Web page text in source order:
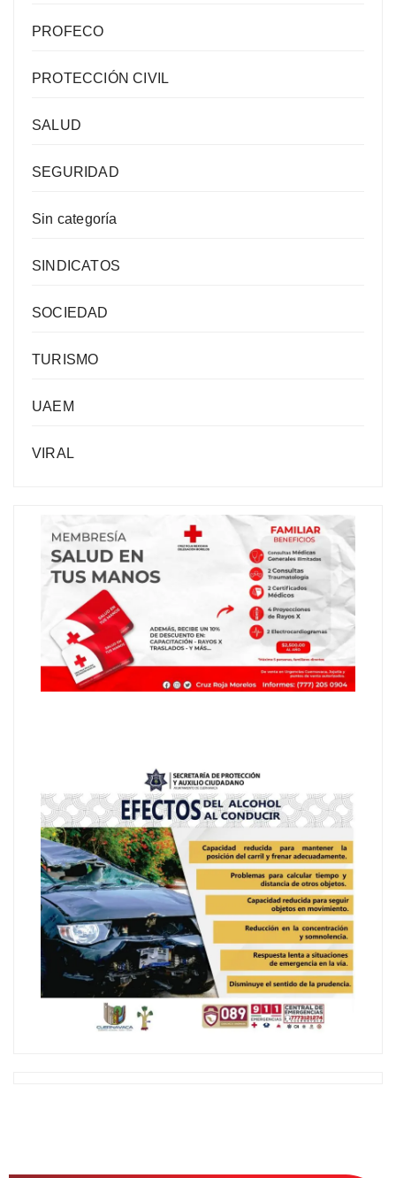
PROFECO
PROTECCIÓN CIVIL
SALUD
SEGURIDAD
Sin categoría
SINDICATOS
SOCIEDAD
TURISMO
UAEM
VIRAL